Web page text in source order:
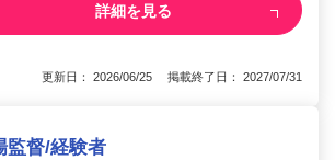
詳細を見る
更新日： 2026/06/25 掲載終了日： 2027/07/31
監督/経験者